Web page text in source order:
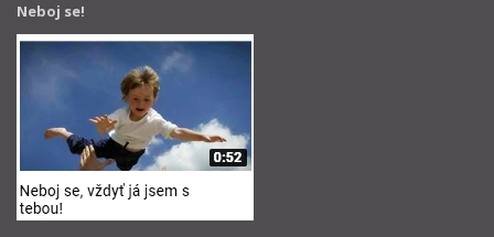
Neboj se!